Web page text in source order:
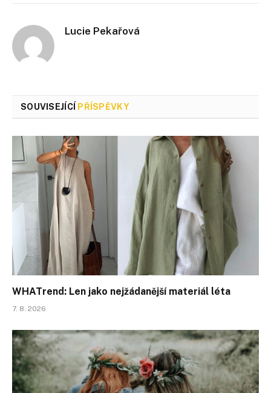
Lucie Pekařová
SOUVISEJÍCÍ PŘÍSPĚVKY
WHATrend: Len jako nejžádanější materiál léta
7. 8. 2026